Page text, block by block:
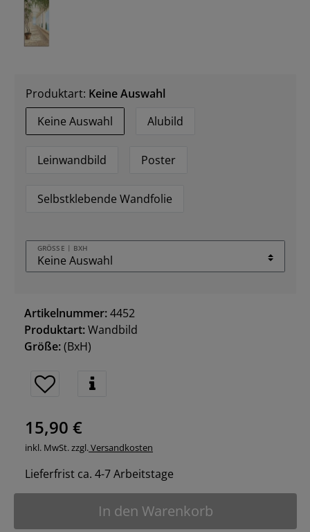
Produktart: Keine Auswahl
Keine Auswahl
Alubild
Leinwandbild Poster
Selbstklebende Wandfolie
GRÖSSE | BXH
Artikelnummer:4452
Produktart:Wandbild
Größe:(BxH)
15,90 €
inkl. MwSt. zzgl.Versandkosten
Lieferfrist ca. 4-7 Arbeitstage
In den Warenkorb